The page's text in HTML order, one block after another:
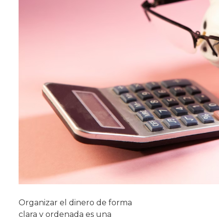
Organizar el dinero de forma
clara y ordenada es una